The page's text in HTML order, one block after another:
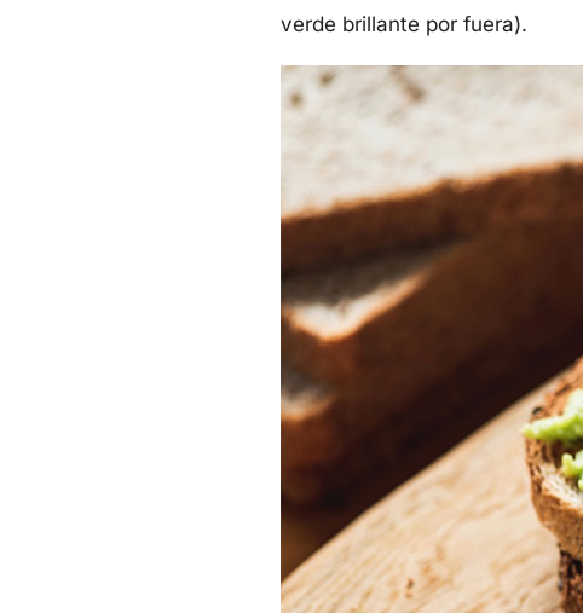
verde brillante por fuera).